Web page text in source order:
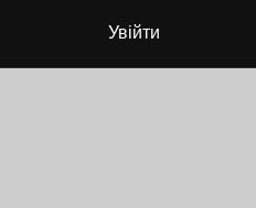
Увійти